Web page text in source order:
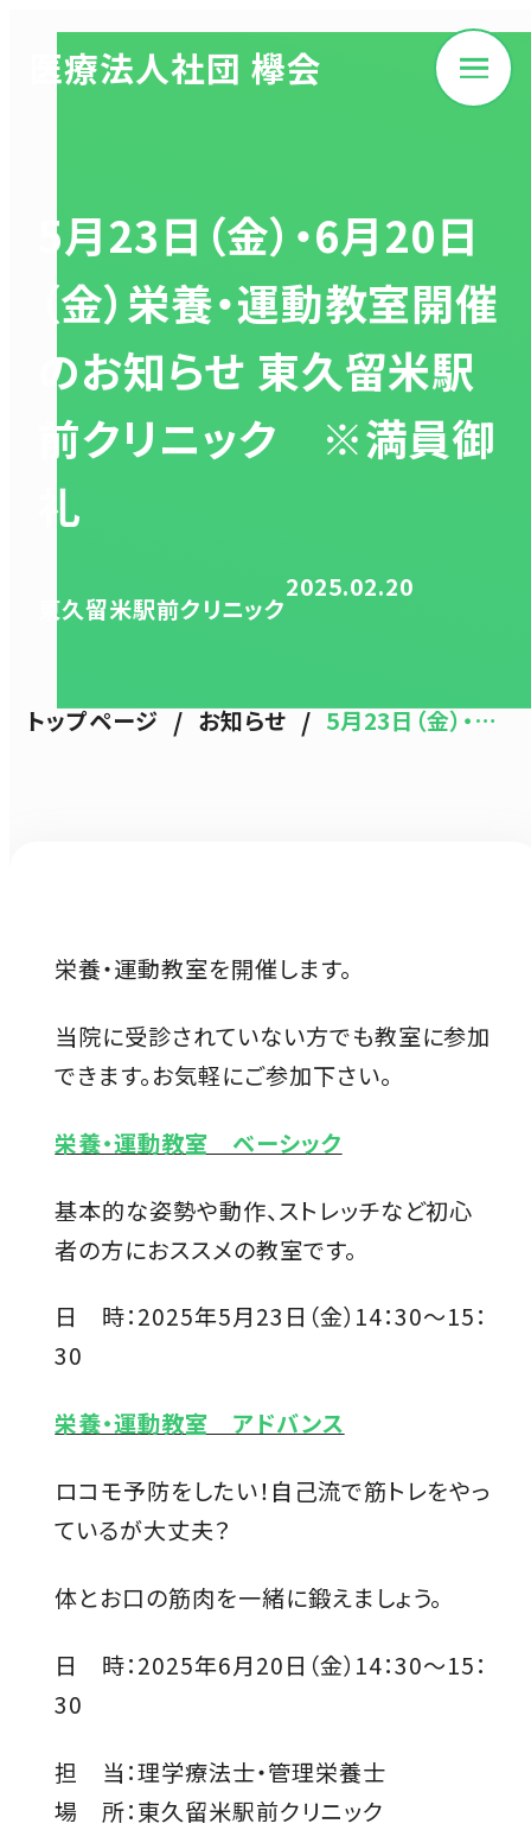
医療法人社団 欅会
5月23日（金）・6月20日
（金）栄養・運動教室開催
のお知らせ 東久留米駅
前クリニック ※満員御
礼
東久留米駅前クリニック
2025.02.20
トップページ / お知らせ / 5月23日（金）・…
栄養・運動教室を開催します。
当院に受診されていない方でも教室に参加
できます。お気軽にご参加下さい。
栄養・運動教室 ベーシック
基本的な姿勢や動作、ストレッチなど初心
者の方におススメの教室です。
日 時：2025年5月23日（金）14：30～15：
30
栄養・運動教室 アドバンス
ロコモ予防をしたい！自己流で筋トレをやっ
ているが大丈夫？
体とお口の筋肉を一緒に鍛えましょう。
日 時：2025年6月20日（金）14：30～15：
30
担 当：理学療法士・管理栄養士
場 所：東久留米駅前クリニック